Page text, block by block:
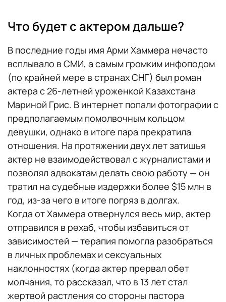
Что будет с актером дальше?
В последние годы имя Арми Хаммера нечасто
всплывало в СМИ, а самым громким инфоподом
(по крайней мере в странах СНГ) был роман
актера с 26-летней уроженкой Казахстана
Мариной Грис. В интернет попали фотографии с
предполагаемым помолвочным кольцом
девушки, однако в итоге пара прекратила
отношения. На протяжении двух лет затишья
актер не взаимодействовал с журналистами и
позволял адвокатам делать свою работу — он
тратил на судебные издержки более $15 млн в
год, из-за чего в итоге погряз в долгах.
Когда от Хаммера отвернулся весь мир, актер
отправился в рехаб, чтобы избавиться от
зависимостей — терапия помогла разобраться
в личных проблемах и сексуальных
наклонностях (когда актер прервал обет
молчания, то рассказал, что в 13 лет стал
жертвой растления со стороны пастора